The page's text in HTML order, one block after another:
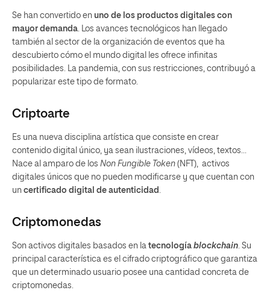
Se han convertido en uno de los productos digitales con
mayor demanda. Los avances tecnológicos han llegado
también al sector de la organización de eventos que ha
descubierto cómo el mundo digital les ofrece infinitas
posibilidades. La pandemia, con sus restricciones, contribuyó a
popularizar este tipo de formato.
Criptoarte
Es una nueva disciplina artística que consiste en crear
contenido digital único, ya sean ilustraciones, vídeos, textos…
Nace al amparo de los Non Fungible Token (NFT), activos
digitales únicos que no pueden modificarse y que cuentan con
un certificado digital de autenticidad .
Criptomonedas
Son activos digitales basados en la tecnología blockchain. Su
principal característica es el cifrado criptográfico que garantiza
que un determinado usuario posee una cantidad concreta de
criptomonedas.